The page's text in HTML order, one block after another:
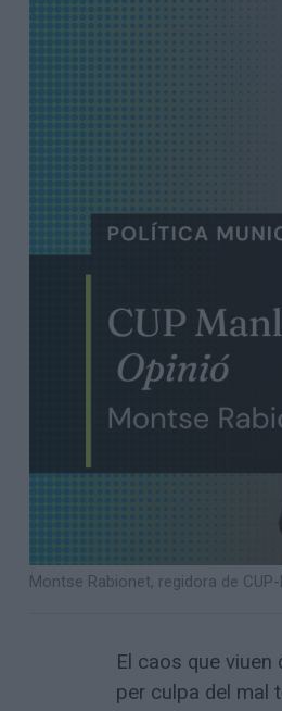
Montse Rabionet, regidora de
El caos que
per culpa del mal